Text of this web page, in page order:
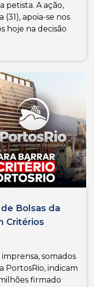
petista. A ação,
apoia-se nos
hoje na decisão
Bolsas da
Critérios
somados
PortosRio, indicam
firmado